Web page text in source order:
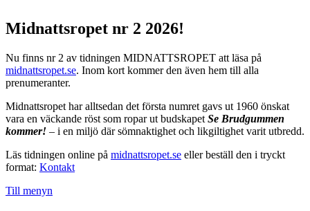
Midnattsropet nr 2 2026!
Nu finns nr 2 av tidningen MIDNATTSROPET att läsa på
midnattsropet.se. Inom kort kommer den även hem till alla
prenumeranter.
Midnattsropet har alltsedan det första numret gavs ut 1960 önskat
vara en väckande röst som ropar ut budskapet Se Brudgummen
kommer! – i en miljö där sömnaktighet och likgiltighet varit utbredd.
Läs tidningen online på midnattsropet.se eller beställ den i tryckt
format: Kontakt
Till menyn